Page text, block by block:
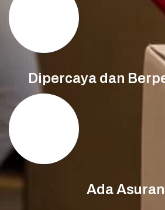
Dipercaya dan
Ada